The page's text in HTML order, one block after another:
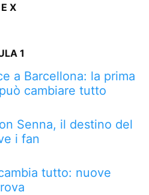
X
1
a Barcellona: la prima
cambiare tutto
Senna, il destino del
i fan
tutto: nuove